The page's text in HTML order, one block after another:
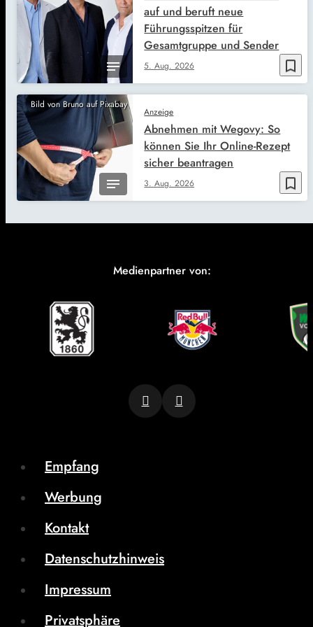
bookmark_border
5. Aug. 2026
auf und beruft neue
Führungsspitzen für
Gesamtgruppe und Sender
Bild von Bruno auf Pixabay
bookmark_border
Anzeige
3. Aug. 2026
Abnehmen mit Wegovy: So
können Sie Ihr Online-Rezept
sicher beantragen
Medienpartner von:
Empfang
Werbung
Kontakt
Datenschutzhinweis
Impressum
Privatsphäre